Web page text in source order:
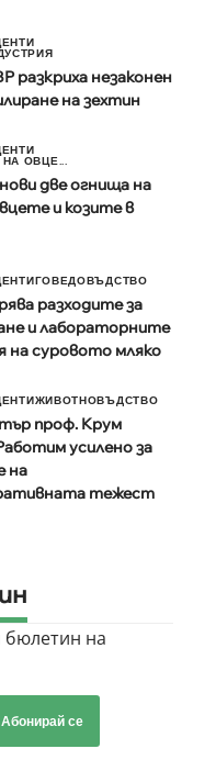
разкриха незаконен
на зехтин
ОВЦЕ...
две огнища на
и козите в
ГОВЕДОВЪДСТВО
разходите за
и лабораторните
на суровото мляко
ЖИВОТНОВЪДСТВО
проф. Крум
усилено за
на
тежест
бюлетин на
Абонирай се